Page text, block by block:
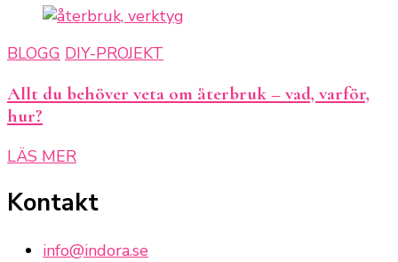
BLOGG DIY-PROJEKT
Allt du behöver veta om återbruk – vad, varför,
hur?
LÄS MER
Kontakt
info@indora.se